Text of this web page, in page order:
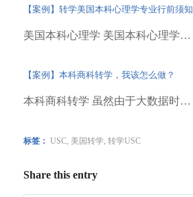
【案例】转学美国本科心理学专业行前须知
美国本科心理学 美国本科心理学…
【案例】本科商科转学，我该怎么做？
本科商科转学 虽然由于大数据时…
标签： USC, 美国转学, 转学USC
Share this entry